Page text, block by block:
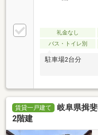
礼金なし
バス・トイレ別
駐車場2台分
賃貸一戸建て
岐阜県揖
2階建